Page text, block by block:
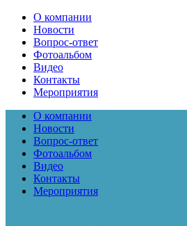
О компании
Новости
Вопрос-ответ
Фотоальбом
Видео
Контакты
Мероприятия
О компании
Новости
Вопрос-ответ
Фотоальбом
Видео
Контакты
Мероприятия